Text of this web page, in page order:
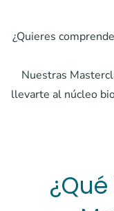
¿Quieres
Nuestras
llevarte al núcleo